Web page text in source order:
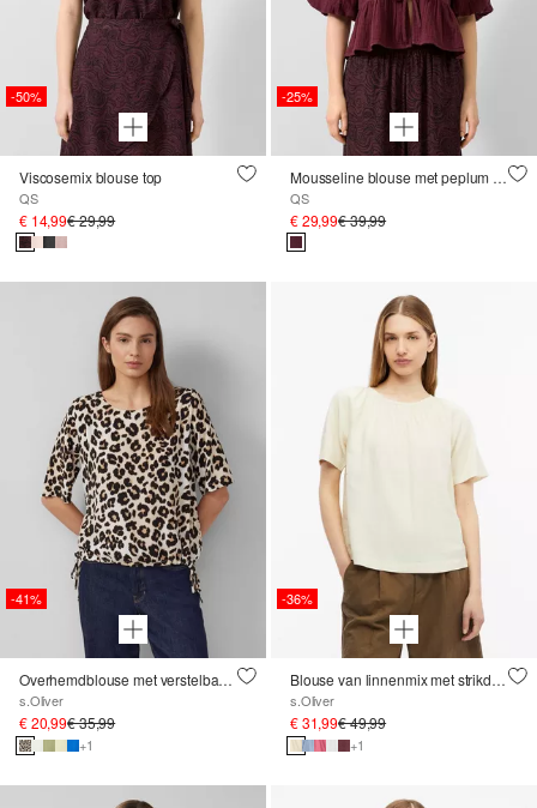
-50%
Viscosemix blouse top
QS
€ 14,99€ 29,99
-25%
Mousseline blouse met peplum en ballonmouwen
QS
€ 29,99€ 39,99
-41%
Overhemdblouse met verstelbare zoom
s.Oliver
€ 20,99€ 35,99
+1
-36%
Blouse van linnenmix met strikdetail op de rug
s.Oliver
€ 31,99€ 49,99
+1